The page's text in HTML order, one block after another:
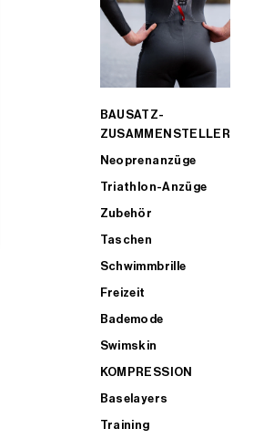
BAUSATZ-
ZUSAMMENSTELLER
Neoprenanzüge
Triathlon-Anzüge
Zubehör
Taschen
Schwimmbrille
Freizeit
Bademode
Swimskin
KOMPRESSION
Baselayers
Training